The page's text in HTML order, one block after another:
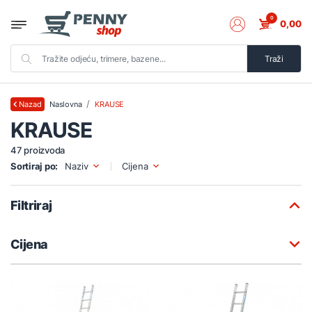
Traži
0 0,00
Nazad Naslovna KRAUSE
KRAUSE
47 proizvoda
Sortiraj po:
Naziv Cijena
Filtriraj
Cijena